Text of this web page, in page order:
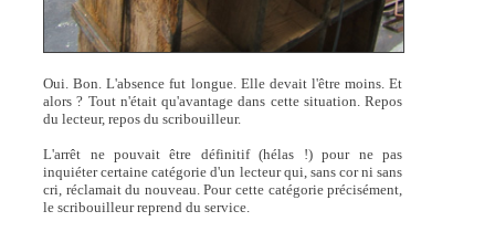
Oui. Bon. L'absence fut longue. Elle devait l'être moins. Et
alors ? Tout n'était qu'avantage dans cette situation. Repos
du lecteur, repos du scribouilleur.
L'arrêt ne pouvait être définitif (hélas !) pour ne pas
inquiéter certaine catégorie d'un lecteur qui, sans cor ni sans
cri, réclamait du nouveau. Pour cette catégorie précisément,
le scribouilleur reprend du service.